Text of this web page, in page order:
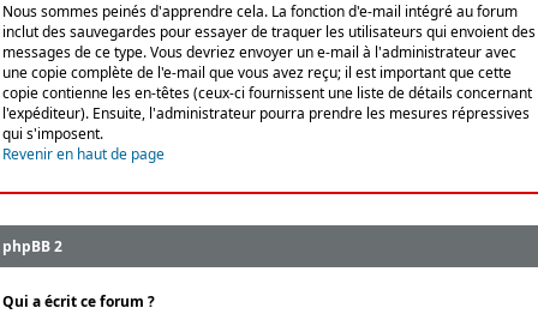
Nous sommes peinés d'apprendre cela. La fonction d'e-mail intégré au forum
inclut des sauvegardes pour essayer de traquer les utilisateurs qui envoient des
messages de ce type. Vous devriez envoyer un e-mail à l'administrateur avec
une copie complète de l'e-mail que vous avez reçu; il est important que cette
copie contienne les en-têtes (ceux-ci fournissent une liste de détails concernant
l'expéditeur). Ensuite, l'administrateur pourra prendre les mesures répressives
qui s'imposent.
Revenir en haut de page
phpBB 2
Qui a écrit ce forum ?